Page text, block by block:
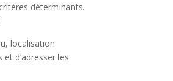
déterminants.
localisation
d’adresser les